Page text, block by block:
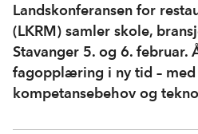
Landskonferansen for
(LKRM) samler skole,
Stavanger 5. og 6. februar.
fagopplæring i ny tid –
kompetansebehov og